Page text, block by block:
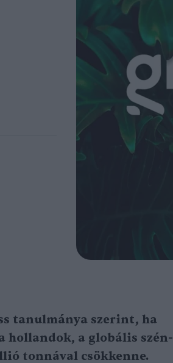
tanulmánya szerint, ha
a globális szén-
tonnával csökkenne.